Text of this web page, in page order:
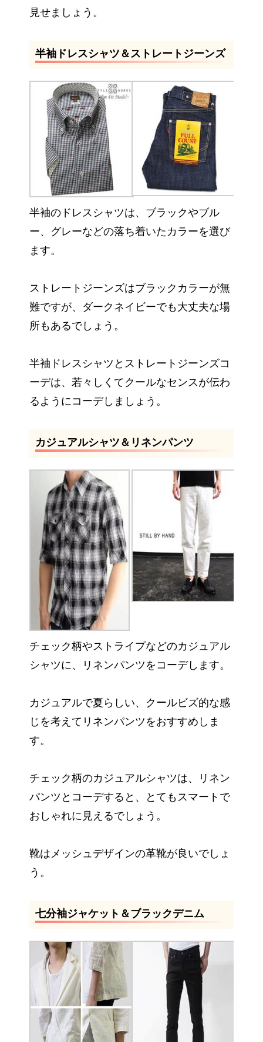
見せましょう。
半袖ドレスシャツ＆ストレートジーンズ
半袖のドレスシャツは、ブラックやブル
ー、グレーなどの落ち着いたカラーを選び
ます。
ストレートジーンズはブラックカラーが無
難ですが、ダークネイビーでも大丈夫な場
所もあるでしょう。
半袖ドレスシャツとストレートジーンズコ
ーデは、若々しくてクールなセンスが伝わ
るようにコーデしましょう。
カジュアルシャツ＆リネンパンツ
チェック柄やストライプなどのカジュアル
シャツに、リネンパンツをコーデします。
カジュアルで夏らしい、クールビズ的な感
じを考えてリネンパンツをおすすめしま
す。
チェック柄のカジュアルシャツは、リネン
パンツとコーデすると、とてもスマートで
おしゃれに見えるでしょう。
靴はメッシュデザインの革靴が良いでしょ
う。
七分袖ジャケット＆ブラックデニム